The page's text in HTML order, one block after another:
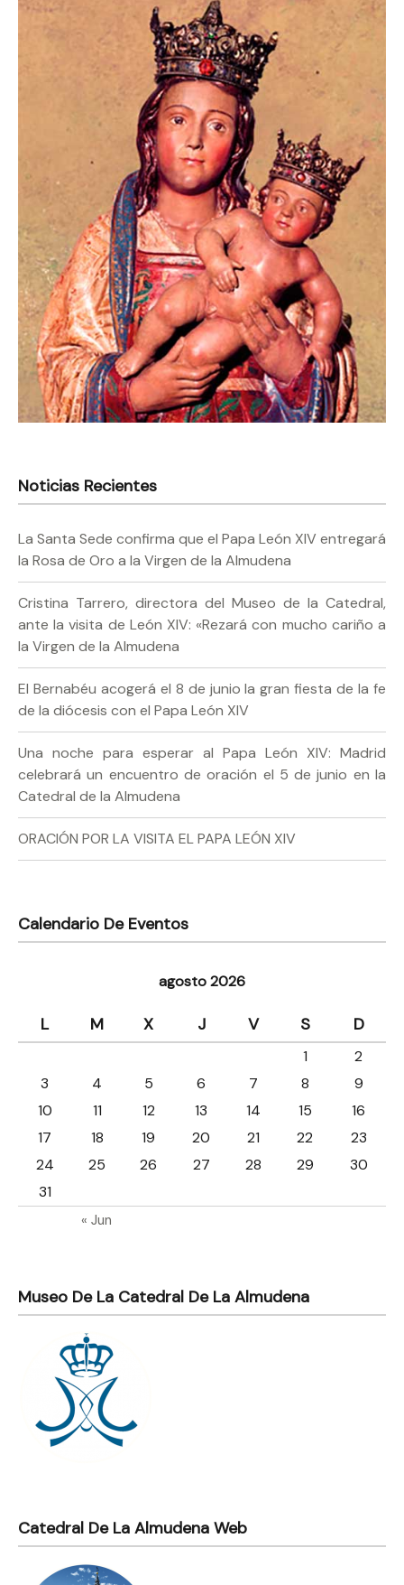
Noticias Recientes
La Santa Sede confirma que el Papa León XIV entregará
la Rosa de Oro a la Virgen de la Almudena
Cristina Tarrero, directora del Museo de la Catedral,
ante la visita de León XIV: «Rezará con mucho cariño a
la Virgen de la Almudena
El Bernabéu acogerá el 8 de junio la gran fiesta de la fe
de la diócesis con el Papa León XIV
Una noche para esperar al Papa León XIV: Madrid
celebrará un encuentro de oración el 5 de junio en la
Catedral de la Almudena
ORACIÓN POR LA VISITA EL PAPA LEÓN XIV
Calendario De Eventos
agosto 2026
L M X J V S D
« Jun
1
2
3
4 5 6 7 8
9
10
11 12 13 14 15
16
17
18 19 20 21 22
23
24
25 26 27 28 29
30
31
Museo De La Catedral De La Almudena
Catedral De La Almudena Web